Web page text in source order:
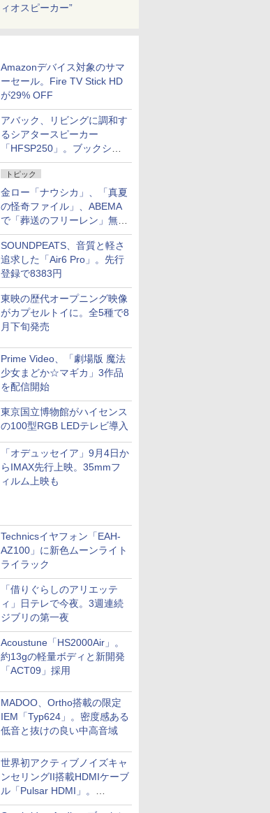
ィオスピーカー”
Amazonデバイス対象のサマ
ーセール。Fire TV Stick HD
が29% OFF
アバック、リビングに調和す
るシアタースピーカー
「HFSP250」。ブックシェ
ルフはペア3万円以下
トピック
金ロー「ナウシカ」、「真夏
の怪奇ファイル」、ABEMA
で「葬送のフリーレン」無料
配信など。夏の特番・配信情
報
SOUNDPEATS、音質と軽さ
追求した「Air6 Pro」。先行
登録で8383円
東映の歴代オープニング映像
がカプセルトイに。全5種で8
月下旬発売
Prime Video、「劇場版 魔法
少女まどか☆マギカ」3作品
を配信開始
東京国立博物館がハイセンス
の100型RGB LEDテレビ導入
「オデュッセイア」9月4日か
らIMAX先行上映。35mmフ
ィルム上映も
Technicsイヤフォン「EAH-
AZ100」に新色ムーンライト
ライラック
「借りぐらしのアリエッテ
ィ」日テレで今夜。3週連続
ジブリの第一夜
Acoustune「HS2000Air」。
約13gの軽量ボディと新開発
「ACT09」採用
MADOO、Ortho搭載の限定
IEM「Typ624」。密度感ある
低音と抜けの良い中高音域
世界初アクティブノイズキャ
ンセリングII搭載HDMIケーブ
ル「Pulsar HDMI」。
SilentPowerから